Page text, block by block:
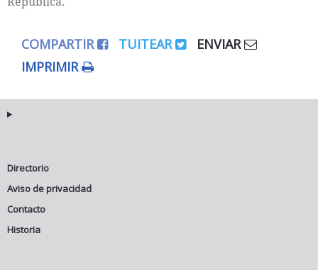
COMPARTIR TUITEAR
ENVIAR
IMPRIMIR
Directorio
Aviso de privacidad
Contacto
Historia